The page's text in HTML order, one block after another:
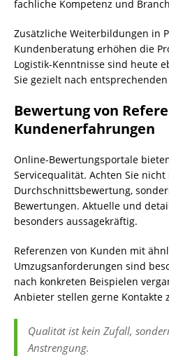
fachliche Kompetenz und
Zusätzliche Weiterbildungen in
Kundenberatung erhöhen die
Logistik-Kenntnisse sind heute
Sie gezielt nach
Bewertung von
Kundenerfahrungen
Online-Bewertungsportale
Servicequalität. Achten Sie
Durchschnittsbewertung,
Bewertungen. Aktuelle und
besonders aussagekräftig.
Referenzen von Kunden mit
Umzugsanforderungen sind
nach konkreten Beispielen
Anbieter stellen gerne Kontakte
Qualität ist kein Zufall,
Anstrengung.